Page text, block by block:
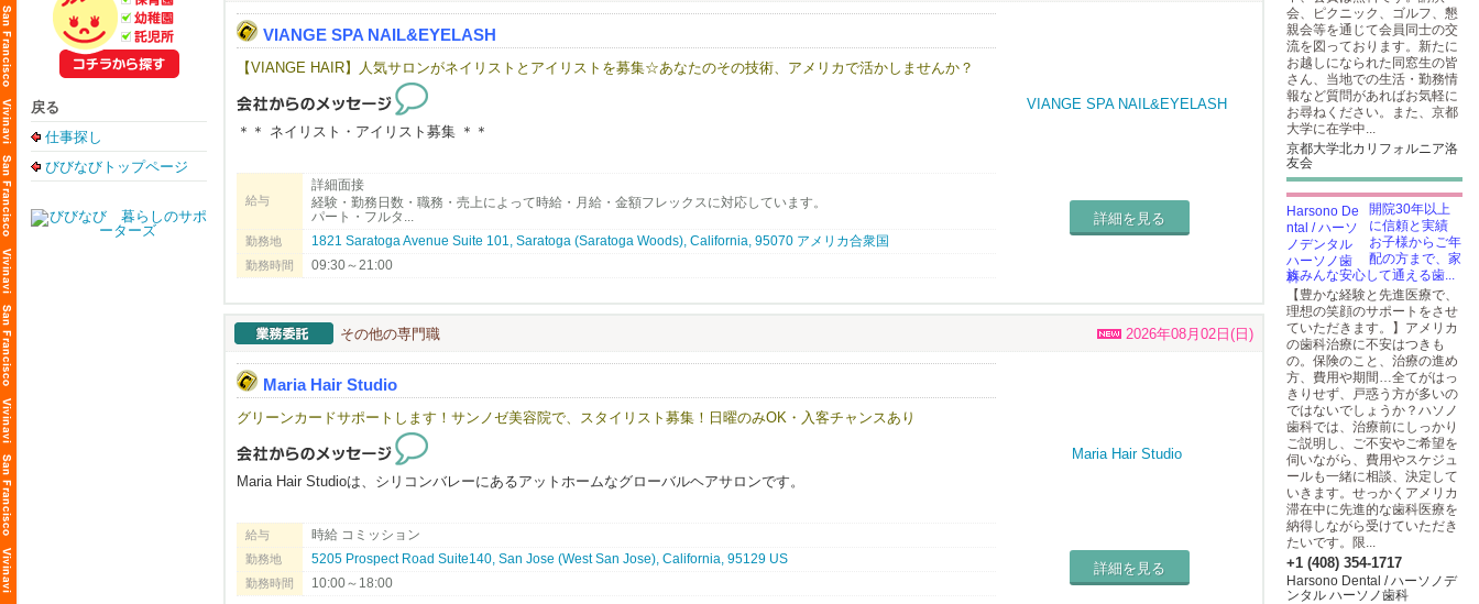
戻る
仕事探し
びびなびトップページ
しゃぶしゃぶ、ラーメンを得意げに語るビジネスマンがシリコンバレーにいる。
デリバリーのうどんは大人気。
日本食の可能性が、ここにはある。
その最先端を、EK FOOD SERVICESは走っています。
アメリカという国で、次のキャリアを歩む。
━━━━━━━━━━━━━━━━━━━━
◆◇こんな方はぜひご応募をご検討ください◇◆
★日本での飲食経験4年以上必須となります。
☆ビザの観点から採用が難しい方への通達はしておりません。
※現状に満足を得られいない方
★日本での飲食経験が4年以上の方（日本でのアルバイト含む）
※米国在住者の方（在米就労資格をお持ちの方）
※ラーメン、しゃぶしゃぶ、うどん、焼き鳥の業態経験のある方
※ビザ代を負担して欲しい方
※90万円以上の月給を希望の方
※これからの大成長を共に進めたい方
※アメリカで1番の飲食店を作りたい方
※生きた英語を学びたい方
※お陰様で、沢山の皆様からのお問い合わせ頂いております。
※まずはお早めにご応募・ご相談を頂ければと思います。
カリフォルニアで10年以上地元のお客様に愛されているJapanese hair salonです。
「日本の技術で満足してもらいたい！」そんな思いで一人一人のお客様に満足頂けるよう日本のサービスを提供してい
ます。
明るく、フレンドリーな雰囲気で、溶け込みやすい環境です。仕事も親切・丁寧に教えますので安心して働けます。
まずはお気軽にfostercity@viangehair.comへご連絡下さい。ご応募お待ちしております。
VIANGE SPA NAIL&EYELASH
【VIANGE HAIR】人気サロンがネイリストとアイリストを募集☆あなたのその技術、アメリカで活かしませんか？
＊＊ ネイリスト・アイリスト募集 ＊＊
「日本の技術で満足してもらいたい！」そんな思いで一人一人のお客様に満足頂けるよう日本のサービスを提供してい
ます。
明るく、フレンドリーな雰囲気で、溶け込みやすい環境です。仕事も親切・丁寧に教えますので安心して働けます。
空いた時間を活用したい方・フルに仕事をしたい方・落ち着いた雰囲気で、気軽に働きたい方・技術職に戻りたい方、
働き方に合わせてフレックスに対応できるのが弊社の特徴です。
まずはお気軽にご連絡下さい。ご応募お待ちしております。
給与
詳細面接
経験・勤務日数・職務・売上によって時給・月給・金額フレックスに対応しています。
パート・フルタ...
勤務地 1821 Saratoga Avenue Suite 101, Saratoga (Saratoga Woods), California, 95070 アメリカ合衆国
勤務時間 09:30～21:00
詳細を見る
その他の専門職 2026年08月02日(日)
Maria Hair Studio
グリーンカードサポートします！サンノゼ美容院で、スタイリスト募集！日曜のみOK・入客チャンスあり
Maria Hair Studioは、シリコンバレーにあるアットホームなグローバルヘアサロンです。
お互いに協力しながら、それぞれの技術や経験を活かし、高いクオリティのサービスを提供しています。
オーナーもスタッフも穏やかで話しやすく、
初めての方でも安心してスタートできる雰囲気を大切にしています。
給与 時給 コミッション
勤務地 5205 Prospect Road Suite140, San Jose (West San Jose), California, 95129 US
勤務時間 10:00～18:00
詳細を見る
会、ピクニック、ゴルフ、懇
親会等を通じて会員同士の交
流を図っております。新たに
お越しになられた同窓生の皆
さん、当地での生活・勤務情
報など質問があればお気軽に
お尋ねください。また、京都
大学に在学中...
京都大学北カリフォルニア洛
友会
開院30年以上
に信頼と実績
お子様からご年
配の方まで、家
族みんな安心して通える歯...
【豊かな経験と先進医療で、
理想の笑顔のサポートをさせ
ていただきます。】アメリカ
の歯科治療に不安はつきも
の。保険のこと、治療の進め
方、費用や期間…全てがはっ
きりせず、戸惑う方が多いの
ではないでしょうか？ハソノ
歯科では、治療前にしっかり
ご説明し、ご不安やご希望を
伺いながら、費用やスケジュ
ールも一緒に相談、決定して
いきます。せっかくアメリカ
滞在中に先進的な歯科医療を
納得しながら受けていただき
たいです。限...
+1 (408) 354-1717
Harsono Dental / ハーソノデ
ンタル ハーソノ歯科